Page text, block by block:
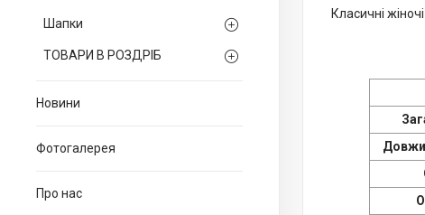
Шапки
ТОВАРИ В РОЗДРІБ
Новини
Фотогалерея
Про нас
Класичні